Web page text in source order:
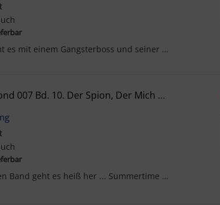
007 nimmt es mit einem Gangsterboss und seiner schönen Sklavin auf ... Die wunderschöne, hellsehe...
James Bond 007 Bd. 10. Der Spion, Der Mich Liebte
Im zehnten Band geht es heiß her ... Summertime in der US-Provinz ist nie das, wonach es ausschau...